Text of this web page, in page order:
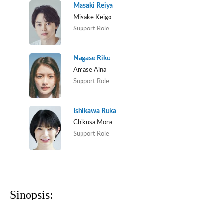
Masaki Reiya
Miyake Keigo
Support Role
Nagase Riko
Amase Aina
Support Role
Ishikawa Ruka
Chikusa Mona
Support Role
Sinopsis: